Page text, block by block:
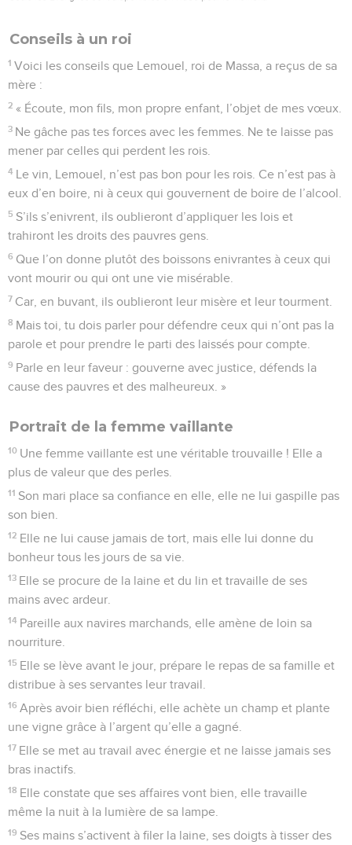
Conseils à un roi
1 Voici les conseils que Lemouel, roi de Massa, a reçus de sa
mère :
2 « Écoute, mon fils, mon propre enfant, l’objet de mes vœux.
3 Ne gâche pas tes forces avec les femmes. Ne te laisse pas
mener par celles qui perdent les rois.
4 Le vin, Lemouel, n’est pas bon pour les rois. Ce n’est pas à
eux d’en boire, ni à ceux qui gouvernent de boire de l’alcool.
5 S’ils s’enivrent, ils oublieront d’appliquer les lois et
trahiront les droits des pauvres gens.
6 Que l’on donne plutôt des boissons enivrantes à ceux qui
vont mourir ou qui ont une vie misérable.
7 Car, en buvant, ils oublieront leur misère et leur tourment.
8 Mais toi, tu dois parler pour défendre ceux qui n’ont pas la
parole et pour prendre le parti des laissés pour compte.
9 Parle en leur faveur : gouverne avec justice, défends la
cause des pauvres et des malheureux. »
Portrait de la femme vaillante
10 Une femme vaillante est une véritable trouvaille ! Elle a
plus de valeur que des perles.
11 Son mari place sa confiance en elle, elle ne lui gaspille pas
son bien.
12 Elle ne lui cause jamais de tort, mais elle lui donne du
bonheur tous les jours de sa vie.
13 Elle se procure de la laine et du lin et travaille de ses
mains avec ardeur.
14 Pareille aux navires marchands, elle amène de loin sa
nourriture.
15 Elle se lève avant le jour, prépare le repas de sa famille et
distribue à ses servantes leur travail.
16 Après avoir bien réfléchi, elle achète un champ et plante
une vigne grâce à l’argent qu’elle a gagné.
17 Elle se met au travail avec énergie et ne laisse jamais ses
bras inactifs.
18 Elle constate que ses affaires vont bien, elle travaille
même la nuit à la lumière de sa lampe.
19 Ses mains s’activent à filer la laine, ses doigts à tisser des